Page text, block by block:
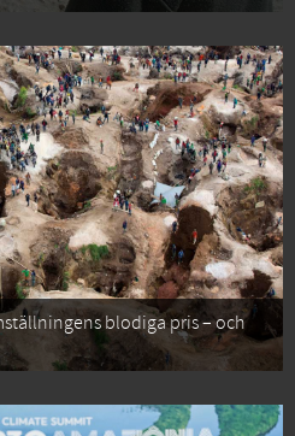
blodiga pris – och